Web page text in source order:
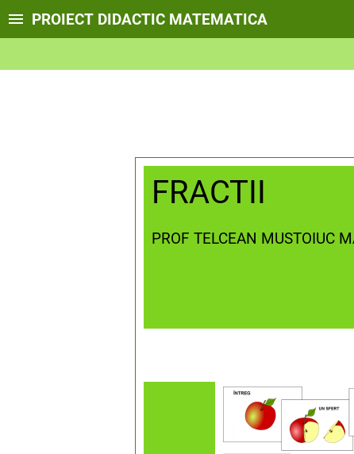
PROIECT DIDACTIC MATEMATICA
FRACTII
PROF TELCEAN MUSTOIUC